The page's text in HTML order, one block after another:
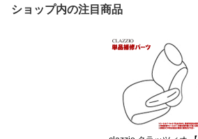
ショップ内の注目商品